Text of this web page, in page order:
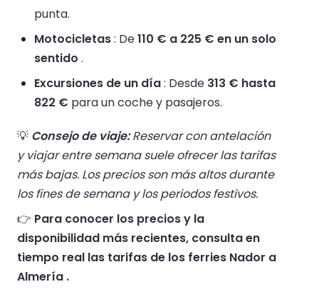
punta.
Motocicletas: De110 € a 225 € en un solo
sentido .
Excursiones de un día: Desde 313 € hasta
822 € para un coche y pasajeros.
💡 Consejo de viaje:Reservar con antelación
y viajar entre semana suele ofrecer las tarifas
más bajas. Los precios son más altos durante
los fines de semana y los periodos festivos.
👉 Para conocer los precios y la
disponibilidad más recientes, consulta en
tiempo real las tarifas de los ferries Nador a
Almería .